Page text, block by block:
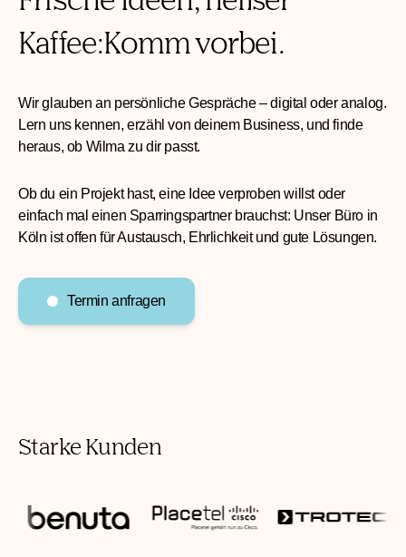
Frische Ideen, heißer
Kaffee:Komm vorbei.
Wir glauben an persönliche Gespräche – digital oder analog.
heraus, ob Wilma zu dir passt.
Ob du ein Projekt hast, eine Idee verproben willst oder
Köln ist offen für Austausch, Ehrlichkeit und gute Lösungen.
Starke Kunden